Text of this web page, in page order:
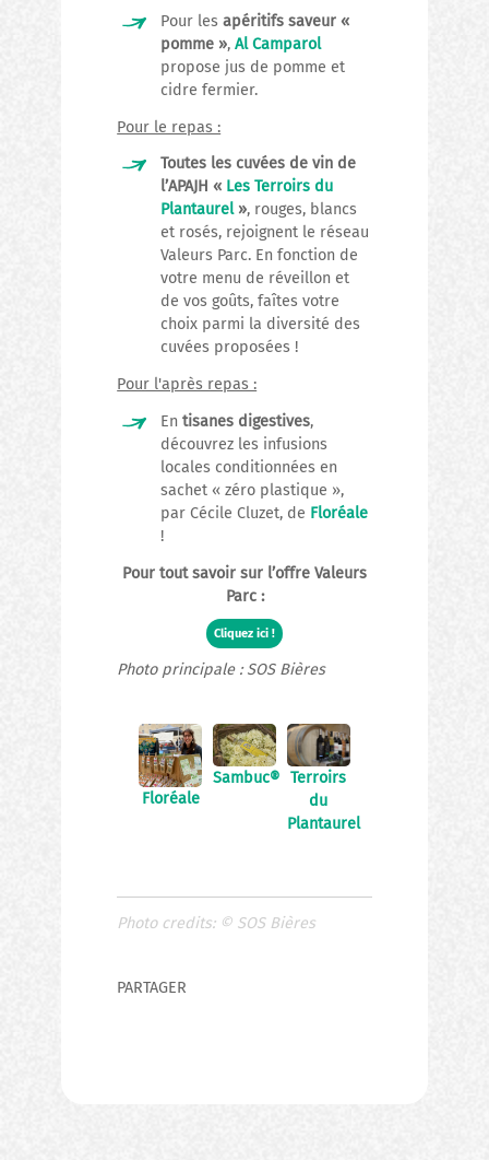
Pour lesapéritifs saveur «
pomme »,Al Camparol
propose jus de pomme et
cidre fermier.
Pour le repas :
Toutes les cuvées de vin de
l’APAJH « Les Terroirs du
Plantaurel», rouges, blancs
et rosés, rejoignent le réseau
Valeurs Parc. En fonction de
votre menu de réveillon et
de vos goûts, faîtes votre
choix parmi la diversité des
cuvées proposées !
Pour l'après repas :
Entisanes digestives,
découvrez les infusions
locales conditionnées en
sachet « zéro plastique »,
par Cécile Cluzet, de Floréale
!
Pour tout savoir sur l’offre Valeurs
Parc :
Cliquez ici !
Photo principale : SOS Bières
Floréale
Sambuc®
Terroirs
du
Plantaurel
Photo credits: © SOS Bières
PARTAGER